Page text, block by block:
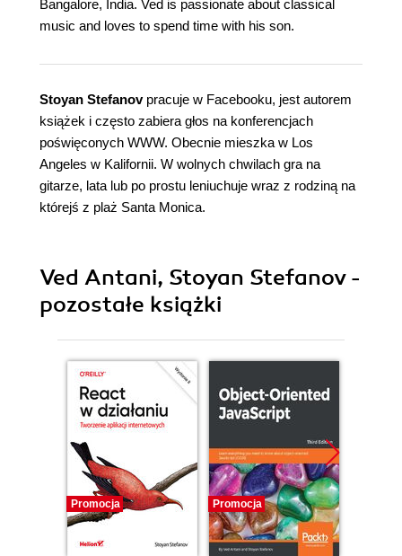
Bangalore, India. Ved is passionate about classical
music and loves to spend time with his son.
Stoyan Stefanovpracuje w Facebooku, jest autorem
książek i często zabiera głos na konferencjach
poświęconych WWW. Obecnie mieszka w Los
Angeles w Kalifornii. W wolnych chwilach gra na
gitarze, lata lub po prostu leniuchuje wraz z rodziną na
którejś z plaż Santa Monica.
Ved Antani, Stoyan Stefanov -
pozostałe książki
Promocja Promocja